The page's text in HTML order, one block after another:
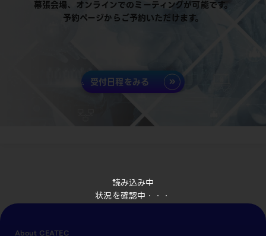
読み込み中
状況を確認中・・・
幕張会場、オンラインでのミーティングが可能です。
予約ページからご予約いただけます。
受付日程をみる
About CEATEC